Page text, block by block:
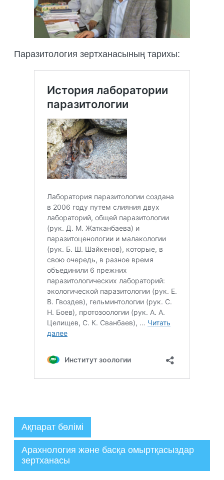
Паразитология зертханасының тарихы:
Әкімші
11.04.2024
Ақпарат бөлімі
Арахнология және басқа омыртқасыздар
зертханасы